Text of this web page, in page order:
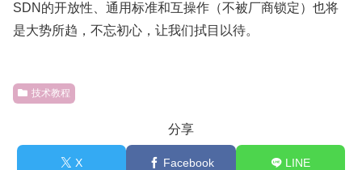
SDN的开放性、通用标准和互操作（不被厂商锁定）也将
是大势所趋，不忘初心，让我们拭目以待。
技术教程
分享
X Facebook LINE